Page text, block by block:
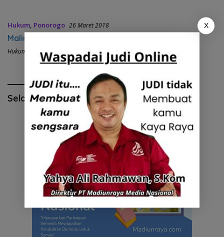
Hukum, Ponorogo 26 Maret 2018
Maling motor Shift Malam, di Dor Polisi
Hukum Dan Kriminal
Selamat Hari Pendidikan Nasional
X